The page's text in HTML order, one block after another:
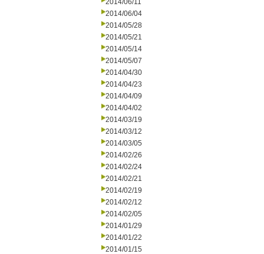
2014/06/11
2014/06/04
2014/05/28
2014/05/21
2014/05/14
2014/05/07
2014/04/30
2014/04/23
2014/04/09
2014/04/02
2014/03/19
2014/03/12
2014/03/05
2014/02/26
2014/02/24
2014/02/21
2014/02/19
2014/02/12
2014/02/05
2014/01/29
2014/01/22
2014/01/15